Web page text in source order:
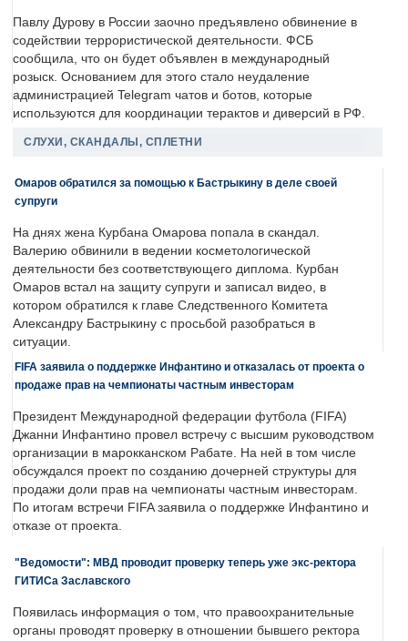
Павлу Дурову в России заочно предъявлено обвинение в
содействии террористической деятельности. ФСБ
сообщила, что он будет объявлен в международный
розыск. Основанием для этого стало неудаление
администрацией Telegram чатов и ботов, которые
используются для координации терактов и диверсий в РФ.
СЛУХИ, СКАНДАЛЫ, СПЛЕТНИ
Омаров обратился за помощью к Бастрыкину в деле своей
супруги
На днях жена Курбана Омарова попала в скандал.
Валерию обвинили в ведении косметологической
деятельности без соответствующего диплома. Курбан
Омаров встал на защиту супруги и записал видео, в
котором обратился к главе Следственного Комитета
Александру Бастрыкину с просьбой разобраться в
ситуации.
FIFA заявила о поддержке Инфантино и отказалась от проекта о
продаже прав на чемпионаты частным инвесторам
Президент Международной федерации футбола (FIFA)
Джанни Инфантино провел встречу с высшим руководством
организации в марокканском Рабате. На ней в том числе
обсуждался проект по созданию дочерней структуры для
продажи доли прав на чемпионаты частным инвесторам.
По итогам встречи FIFA заявила о поддержке Инфантино и
отказе от проекта.
"Ведомости": МВД проводит проверку теперь уже экс-ректора
ГИТИСа Заславского
Появилась информация о том, что правоохранительные
органы проводят проверку в отношении бывшего ректора